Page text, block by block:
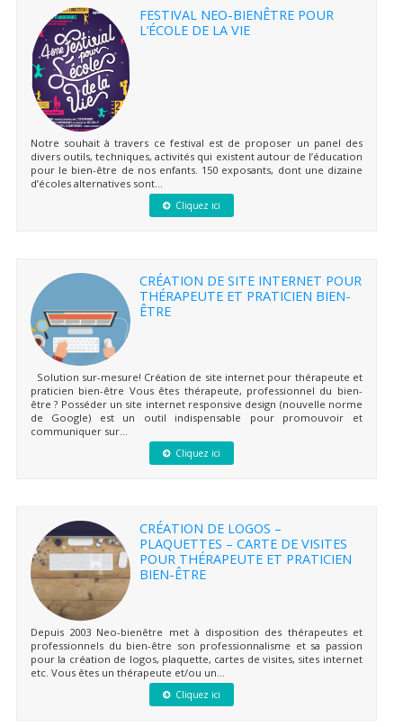
FESTIVAL NEO-BIENÊTRE POUR
L’ÉCOLE DE LA VIE
Notre souhait à travers ce festival est de proposer un panel des
divers outils, techniques, activités qui existent autour de l’éducation
pour le bien-être de nos enfants. 150 exposants, dont une dizaine
d’écoles alternatives sont...
Cliquez ici
CRÉATION DE SITE INTERNET POUR
THÉRAPEUTE ET PRATICIEN BIEN-
ÊTRE
Solution sur-mesure! Création de site internet pour thérapeute et
praticien bien-être Vous êtes thérapeute, professionnel du bien-
être ? Posséder un site internet responsive design (nouvelle norme
de Google) est un outil indispensable pour promouvoir et
communiquer sur...
Cliquez ici
CRÉATION DE LOGOS –
PLAQUETTES – CARTE DE VISITES
POUR THÉRAPEUTE ET PRATICIEN
BIEN-ÊTRE
Depuis 2003 Neo-bienêtre met à disposition des thérapeutes et
professionnels du bien-être son professionnalisme et sa passion
pour la création de logos, plaquette, cartes de visites, sites internet
etc. Vous êtes un thérapeute et/ou un...
Cliquez ici